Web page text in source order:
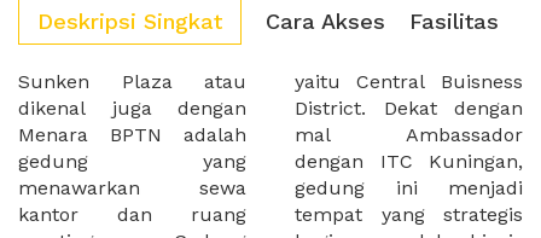
Deskripsi Singkat Cara Akses Fasilitas
Sunken Plaza atau
dikenal juga dengan
Menara BPTN adalah
gedung yang
menawarkan sewa
kantor dan ruang
yaitu Central Buisness
District. Dekat dengan
mal Ambassador
dengan ITC Kuningan,
gedung ini menjadi
tempat yang strategis